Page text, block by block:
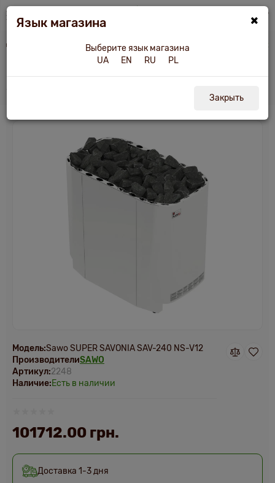
оборудование Электрокаменка Sawo SUPER SAVONIA SAV-240 NS-V12
×
Язык магазина
Выберите язык магазина
UA
EN RU PL
Закрыть
Модель:Sawo SUPER SAVONIA SAV-240 NS-V12
ПроизводителиSAWO
Артикул:2248
Наличие:Есть в наличии
Доставка 1-3 дня
101712.00 грн.